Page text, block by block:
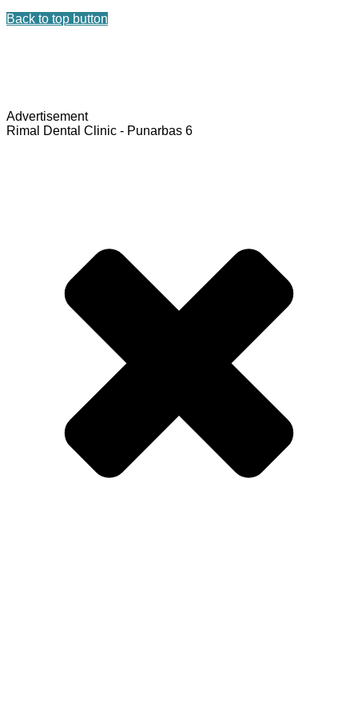
Back to top button
Advertisement
Rimal Dental Clinic - Punarbas 6